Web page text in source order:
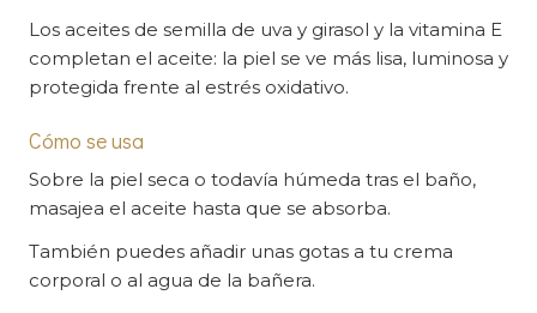
Los aceites de semilla de uva y girasol y la vitamina E
completan el aceite: la piel se ve más lisa, luminosa y
protegida frente al estrés oxidativo.
Cómo se usa
Sobre la piel seca o todavía húmeda tras el baño,
masajea el aceite hasta que se absorba.
También puedes añadir unas gotas a tu crema
corporal o al agua de la bañera.